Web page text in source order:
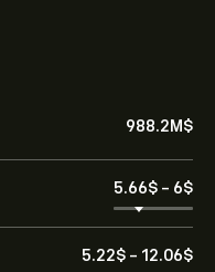
988.2M‎$‎
5.66‎$‎ - 6‎$‎
5.22‎$‎ - 12.06‎$‎